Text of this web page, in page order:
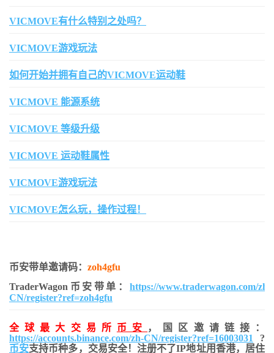
VICMOVE有什么特别之处吗？
VICMOVE游戏玩法
如何开始并拥有自己的VICMOVE运动鞋
VICMOVE 能源系统
VICMOVE 等级升级
VICMOVE 运动鞋属性
VICMOVE游戏玩法
VICMOVE怎么玩，操作过程！
币安带单邀请码： zoh4gfu
TraderWagon币安带单： https://www.traderwagon.com/zh-
CN/register?ref=zoh4gfu
全球最大交易所 币安
，国区邀请链接：
https://accounts.binance.com/zh-CN/register?ref=16003031
?
币安支持币种多，交易安全！注册不了IP地址用香港，居住